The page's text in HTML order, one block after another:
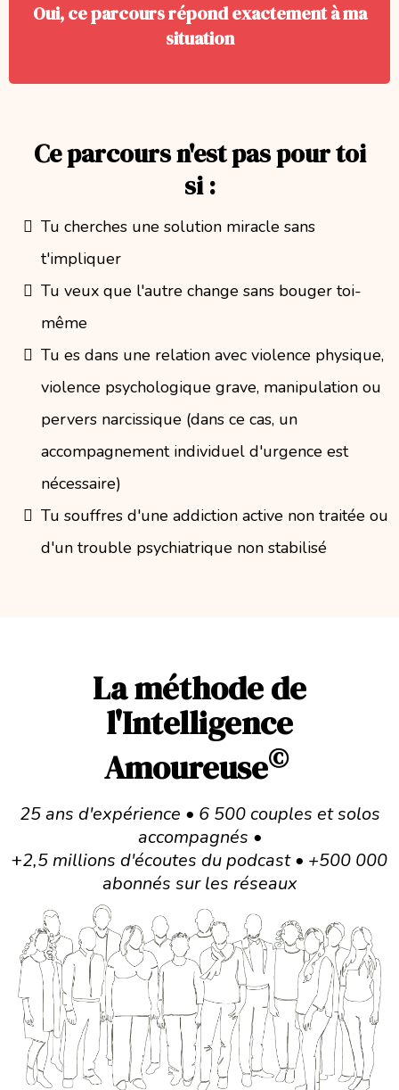
Oui, ce parcours répond exactement à ma
situation
Ce parcours n'est pas pour toi
si :
Tu cherches une solution miracle sans
t'impliquer
Tu veux que l'autre change sans bouger toi-
même
Tu es dans une relation avec violence physique,
violence psychologique grave, manipulation ou
pervers narcissique (dans ce cas, un
accompagnement individuel d'urgence est
nécessaire)
Tu souffres d'une addiction active non traitée ou
d'un trouble psychiatrique non stabilisé
La méthode de
l'Intelligence
Amoureuse©
25 ans d'expérience • 6 500 couples et solos
accompagnés •
+2,5 millions d'écoutes du podcast • +500 000
abonnés sur les réseaux